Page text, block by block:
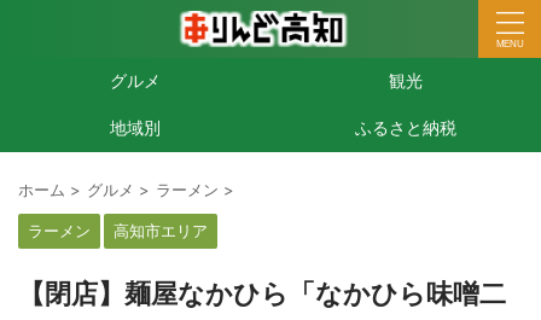
グルメ 観光
地域別 ふるさと納税
ホーム > グルメ > ラーメン >
ラーメン 高知市エリア
【閉店】麺屋なかひら「なかひら味噌二